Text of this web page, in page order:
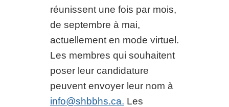
réunissent une fois par mois,
de septembre à mai,
actuellement en mode virtuel.
Les membres qui souhaitent
poser leur candidature
peuvent envoyer leur nom à
info@shbbhs.ca. Les